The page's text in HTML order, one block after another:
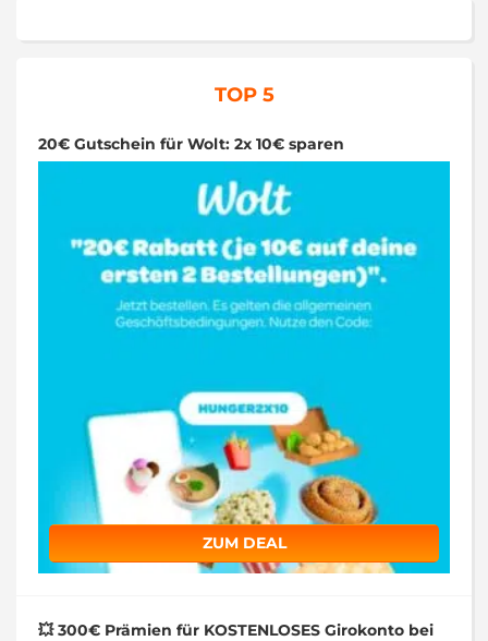
TOP 5
20€ Gutschein für Wolt: 2x 10€ sparen
ZUM DEAL
💥 300€ Prämien für KOSTENLOSES Girokonto bei